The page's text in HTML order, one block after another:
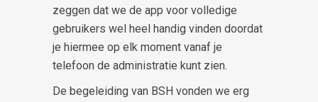
zeggen dat we de app voor volledige
gebruikers wel heel handig vinden doordat
je hiermee op elk moment vanaf je
telefoon de administratie kunt zien.
De begeleiding van BSH vonden we erg